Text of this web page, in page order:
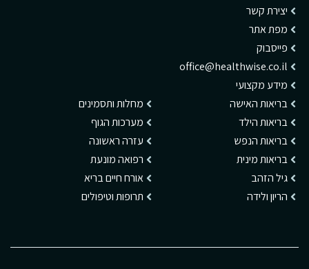
יצירת קשר
מפת אתר
פייסבוק
office@healthwise.co.il
מידע מקצועי
בריאות האישה
בריאות הילד
בריאות הנפש
בריאות מינית
גיל הזהב
הריון ולידה
מחלות ותסמינים
מערכות הגוף
עזרה ראשונה
רפואה מונעת
אורח חיים בריא
תרופות וטיפולים